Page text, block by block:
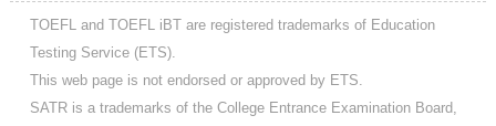
TOEFL and TOEFL iBT are registered trademarks of Education
Testing Service (ETS).
This web page is not endorsed or approved by ETS.
SATR is a trademarks of the College Entrance Examination Board,